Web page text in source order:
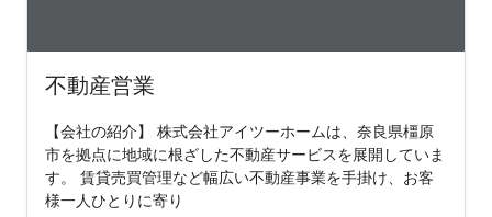
不動産営業
【会社の紹介】 株式会社アイツーホームは、奈良県橿原
市を拠点に地域に根ざした不動産サービスを展開していま
す。 賃貸売買管理など幅広い不動産事業を手掛け、お客
様一人ひとりに寄り